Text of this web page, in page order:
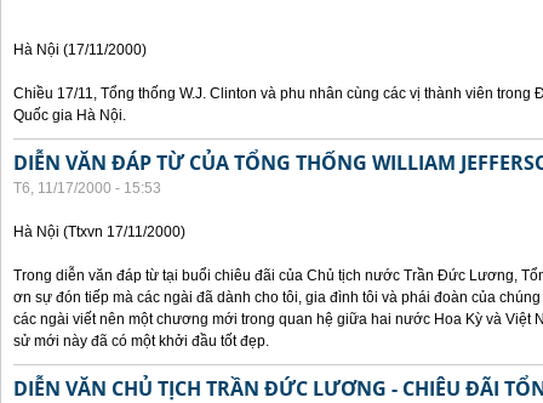
Hà Nội (17/11/2000)
Chiều 17/11, Tổng thống W.J. Clinton và phu nhân cùng các vị thành viên
Quốc gia Hà Nội.
DIỄN VĂN ĐÁP TỪ CỦA TỔNG THỐNG WILLIAM
T6, 11/17/2000 - 15:53
Hà Nội (Ttxvn 17/11/2000)
Trong diễn văn đáp từ tại buổi chiêu đãi của Chủ tịch nước Trần Đức Lương,
ơn sự đón tiếp mà các ngài đã dành cho tôi, gia đình tôi và phái đoàn của
các ngài viết nên một chương mới trong quan hệ giữa hai nước Hoa Kỳ và Việt
sử mới này đã có một khởi đầu tốt đẹp.
DIỄN VĂN CHỦ TỊCH TRẦN ĐỨC LƯƠNG - CHIÊU ĐÃI